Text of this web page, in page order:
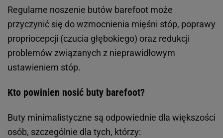
Regularne noszenie butów barefoot może
przyczynić się do wzmocnienia mięśni stóp, poprawy
propriocepcji (czucia głębokiego) oraz redukcji
problemów związanych z nieprawidłowym
ustawieniem stóp.
Kto powinien nosić buty barefoot?
Buty minimalistyczne są odpowiednie dla większości
osób, szczególnie dla tych, którzy: